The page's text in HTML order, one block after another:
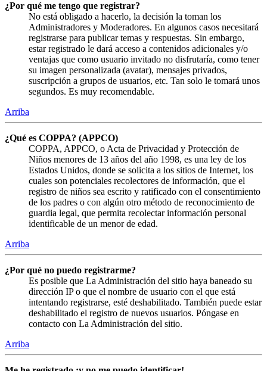
¿Por qué me tengo que registrar?
No está obligado a hacerlo, la decisión la toman los
Administradores y Moderadores. En algunos casos necesitará
registrarse para publicar temas y respuestas. Sin embargo,
estar registrado le dará acceso a contenidos adicionales y/o
ventajas que como usuario invitado no disfrutaría, como tener
su imagen personalizada (avatar), mensajes privados,
suscripción a grupos de usuarios, etc. Tan solo le tomará unos
segundos. Es muy recomendable.
Arriba
¿Qué es COPPA? (APPCO)
COPPA, APPCO, o Acta de Privacidad y Protección de
Niños menores de 13 años del año 1998, es una ley de los
Estados Unidos, donde se solicita a los sitios de Internet, los
cuales son potenciales recolectores de información, que el
registro de niños sea escrito y ratificado con el consentimiento
de los padres o con algún otro método de reconocimiento de
guardia legal, que permita recolectar información personal
identificable de un menor de edad.
Arriba
¿Por qué no puedo registrarme?
Es posible que La Administración del sitio haya baneado su
dirección IP o que el nombre de usuario con el que está
intentando registrarse, esté deshabilitado. También puede estar
deshabilitado el registro de nuevos usuarios. Póngase en
contacto con La Administración del sitio.
Arriba